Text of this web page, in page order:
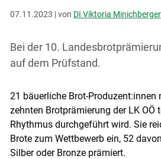
07.11.2023 | von DI Viktoria Minichberger
Bei der 10.
auf dem Prüfstand.
21 bäuerliche Brot-Produzent:innen
zehnten Brotprämierung der LK OÖ
Rhythmus durchgeführt wird. Sie
Brote zum Wettbewerb ein, 52
Silber oder Bronze prämiert.